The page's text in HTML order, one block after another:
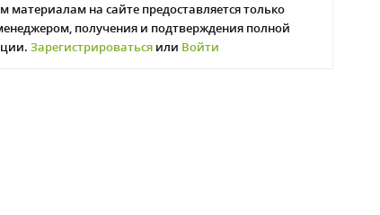
на сайте предоставляется только
получения и подтверждения полной
Зарегистрироваться или Войти